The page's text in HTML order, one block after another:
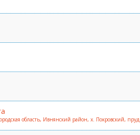
область, Ивнянский район, х. Покровский, пруд